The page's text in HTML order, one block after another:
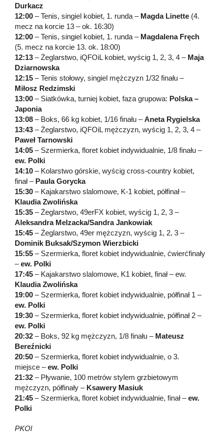
Durkacz
12:00 – Tenis, singiel kobiet, 1. runda – Magda Linette (4.
mecz na korcie 13 – ok. 16:30)
12:00 – Tenis, singiel kobiet, 1. runda – Magdalena Fręch
(5. mecz na korcie 13. ok. 18:00)
12:13 – Żeglarstwo, iQFOiL kobiet, wyścig 1, 2, 3, 4 – Maja
Dziarnowska
12:15 – Tenis stołowy, singiel mężczyzn 1/32 finału –
Miłosz Redzimski
13:00 – Siatkówka, turniej kobiet, faza grupowa: Polska –
Japonia
13:08 – Boks, 66 kg kobiet, 1/16 finału –Aneta Rygielska
13:43 – Żeglarstwo, iQFOiL mężczyzn, wyścig 1, 2, 3, 4 –
Paweł Tarnowski
14:05 – Szermierka, floret kobiet indywidualnie, 1/8 finału –
ew. Polki
14:10 – Kolarstwo górskie, wyścig cross-country kobiet,
finał – Paula Gorycka
15:30 – Kajakarstwo slalomowe, K-1 kobiet, półfinał –
Klaudia Zwolińska
15:35 – Żeglarstwo, 49erFX kobiet, wyścig 1, 2, 3 –
Aleksandra Melzacka/Sandra Jankowiak
15:45 – Żeglarstwo, 49er mężczyzn, wyścig 1, 2, 3 –
Dominik Buksak/Szymon Wierzbicki
15:55 – Szermierka, floret kobiet indywidualnie, ćwierćfinały
–ew. Polki
17:45 – Kajakarstwo slalomowe, K1 kobiet, finał – ew.
Klaudia Zwolińska
19:00 – Szermierka, floret kobiet indywidualnie, półfinał 1 –
ew. Polki
19:30 – Szermierka, floret kobiet indywidualnie, półfinał 2 –
ew. Polki
20:32 – Boks, 92 kg mężczyzn, 1/8 finału – Mateusz
Bereźnicki
20:50 – Szermierka, floret kobiet indywidualnie, o 3.
miejsce –ew. Polki
21:32 – Pływanie, 100 metrów stylem grzbietowym
mężczyzn, półfinały – Ksawery Masiuk
21:45 – Szermierka, floret kobiet indywidualnie, finał –ew.
Polki
PKOl